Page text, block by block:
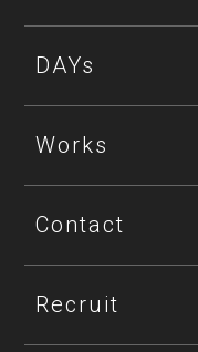
DAYs
Works
Contact
Recruit